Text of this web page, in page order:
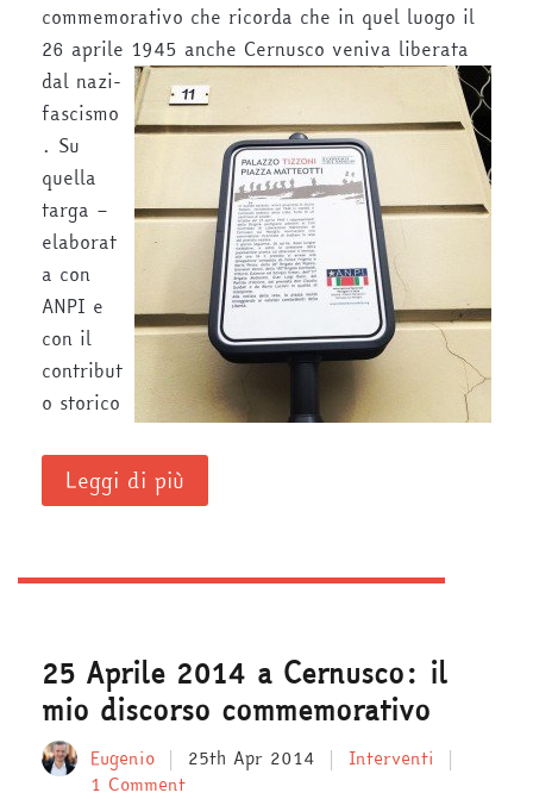
commemorativo che ricorda che in quel luogo il
26 aprile 1945 anche Cernusco veniva liberata
dal nazi-
fascismo
. Su
quella
targa –
elaborat
a con
ANPI e
con il
contribut
o storico
Leggi di più
25 Aprile 2014 a Cernusco: il
mio discorso commemorativo
Eugenio 25th Apr 2014
Interventi
1 Comment